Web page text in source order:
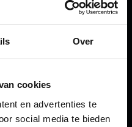
Over
cookies
en advertenties te
social media te bieden